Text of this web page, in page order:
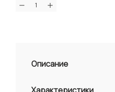
Описание